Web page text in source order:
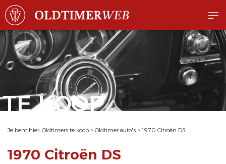
TE KOOP
Je bent hier: Oldtimers te koop > Oldtimer auto's > 1970 Citroën DS
1970 Citroën DS